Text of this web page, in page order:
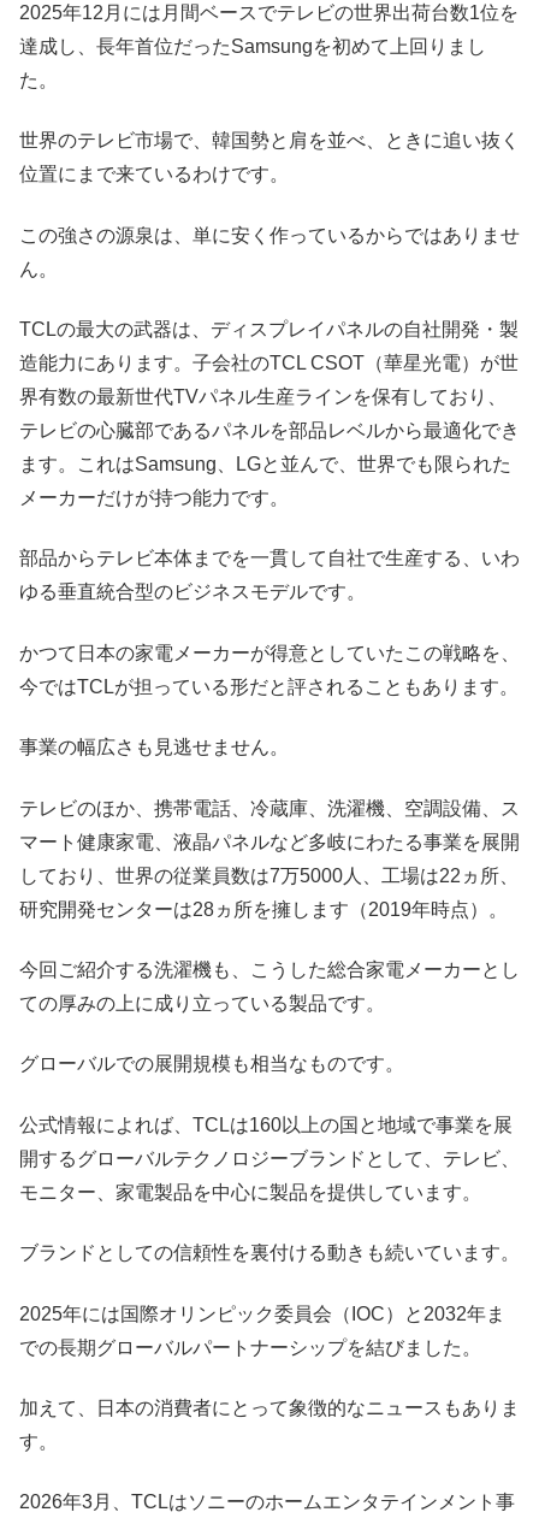
2025年12月には月間ベースでテレビの世界出荷台数1位を
達成し、長年首位だったSamsungを初めて上回りまし
た。
世界のテレビ市場で、韓国勢と肩を並べ、ときに追い抜く
位置にまで来ているわけです。
この強さの源泉は、単に安く作っているからではありませ
ん。
TCLの最大の武器は、ディスプレイパネルの自社開発・製
造能力にあります。子会社のTCL CSOT（華星光電）が世
界有数の最新世代TVパネル生産ラインを保有しており、
テレビの心臓部であるパネルを部品レベルから最適化でき
ます。これはSamsung、LGと並んで、世界でも限られた
メーカーだけが持つ能力です。
部品からテレビ本体までを一貫して自社で生産する、いわ
ゆる垂直統合型のビジネスモデルです。
かつて日本の家電メーカーが得意としていたこの戦略を、
今ではTCLが担っている形だと評されることもあります。
事業の幅広さも見逃せません。
テレビのほか、携帯電話、冷蔵庫、洗濯機、空調設備、ス
マート健康家電、液晶パネルなど多岐にわたる事業を展開
しており、世界の従業員数は7万5000人、工場は22ヵ所、
研究開発センターは28ヵ所を擁します（2019年時点）。
今回ご紹介する洗濯機も、こうした総合家電メーカーとし
ての厚みの上に成り立っている製品です。
グローバルでの展開規模も相当なものです。
公式情報によれば、TCLは160以上の国と地域で事業を展
開するグローバルテクノロジーブランドとして、テレビ、
モニター、家電製品を中心に製品を提供しています。
ブランドとしての信頼性を裏付ける動きも続いています。
2025年には国際オリンピック委員会（IOC）と2032年ま
での長期グローバルパートナーシップを結びました。
加えて、日本の消費者にとって象徴的なニュースもありま
す。
2026年3月、TCLはソニーのホームエンタテインメント事